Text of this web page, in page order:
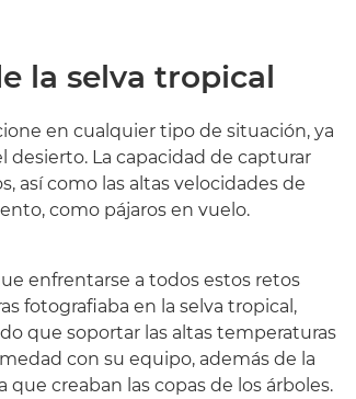
la selva tropical
en cualquier tipo de situación, ya
desierto. La capacidad de capturar
así como las altas velocidades de
como pájaros en vuelo.
enfrentarse a todos estos retos
fotografiaba en la selva tropical,
que soportar las altas temperaturas
con su equipo, además de la
que creaban las copas de los árboles.